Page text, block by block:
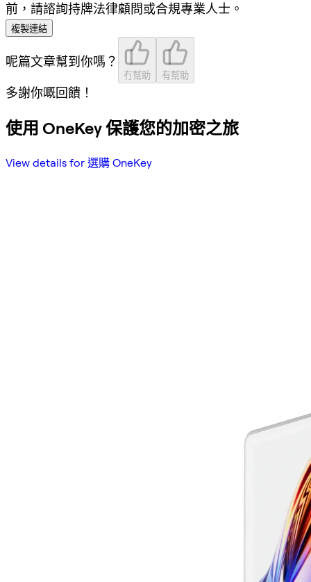
前，請諮詢持牌法律顧問或合規專業人士。
複製連結
呢篇文章幫到你嗎？
冇幫助 有幫助
多謝你嘅回饋！
使用 OneKey 保護您的加密之旅
View details for 選購 OneKey